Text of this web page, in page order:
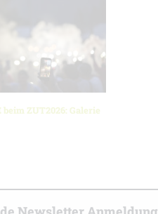
beim ZUT2026: Galerie